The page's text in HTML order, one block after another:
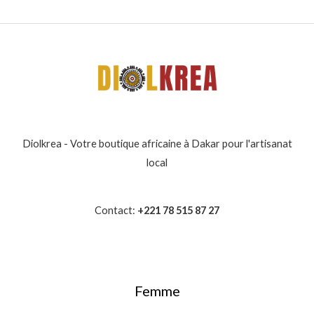
Diolkrea - Votre boutique africaine à Dakar pour l'artisanat
local
Contact: +221 78 515 87 27
Femme